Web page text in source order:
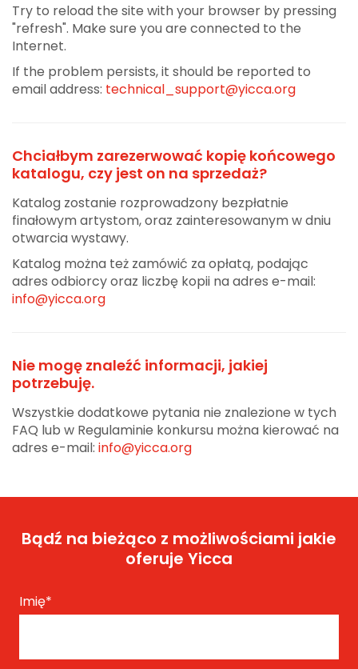
Try to reload the site with your browser by pressing
"refresh". Make sure you are connected to the
Internet.
If the problem persists, it should be reported to
email address: technical_support@yicca.org
Chciałbym zarezerwować kopię końcowego
katalogu, czy jest on na sprzedaż?
Katalog zostanie rozprowadzony bezpłatnie
finałowym artystom, oraz zainteresowanym w dniu
otwarcia wystawy.
Katalog można też zamówić za opłatą, podając
adres odbiorcy oraz liczbę kopii na adres e-mail:
info@yicca.org
Nie mogę znaleźć informacji, jakiej
potrzebuję.
Wszystkie dodatkowe pytania nie znalezione w tych
FAQ lub w Regulaminie konkursu można kierować na
adres e-mail: info@yicca.org
Bądź na bieżąco z możliwościami jakie
oferuje Yicca
Imię*